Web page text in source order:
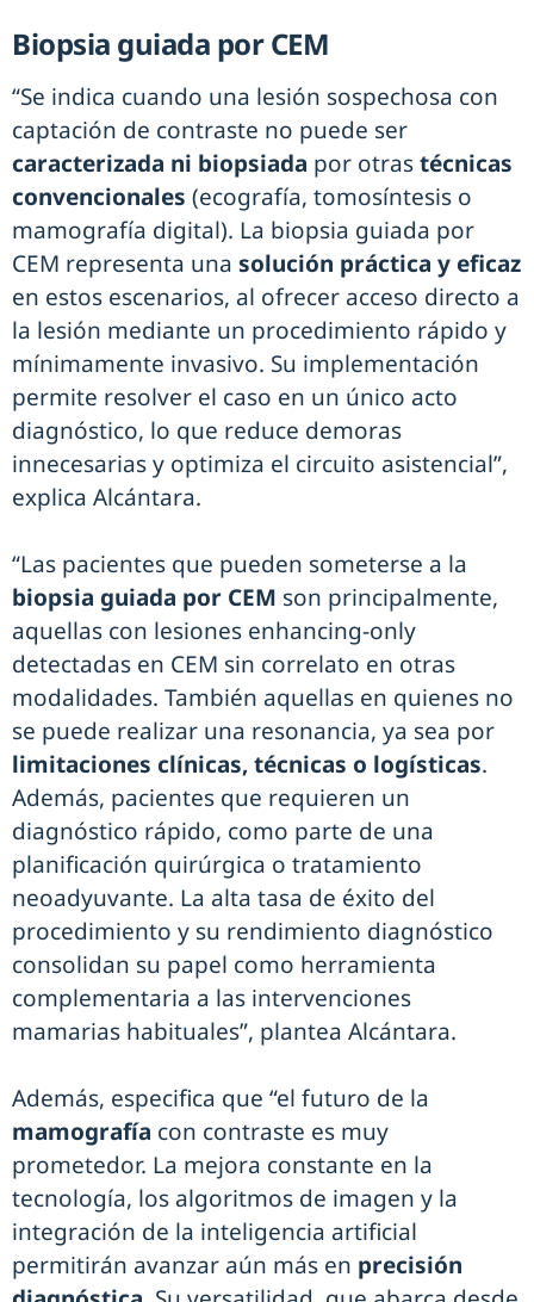
Biopsia guiada por CEM
“Se indica cuando una lesión sospechosa con
captación de contraste no puede ser
caracterizada ni biopsiada por otrastécnicas
convencionales (ecografía, tomosíntesis o
mamografía digital). La biopsia guiada por
CEM representa una solución práctica y eficaz
en estos escenarios, al ofrecer acceso directo a
la lesión mediante un procedimiento rápido y
mínimamente invasivo. Su implementación
permite resolver el caso en un único acto
diagnóstico, lo que reduce demoras
innecesarias y optimiza el circuito asistencial”,
explica Alcántara.
“Las pacientes que pueden someterse a la
biopsia guiada por CEM son principalmente,
aquellas con lesiones enhancing-only
detectadas en CEM sin correlato en otras
modalidades. También aquellas en quienes no
se puede realizar una resonancia, ya sea por
limitaciones clínicas, técnicas o logísticas.
Además, pacientes que requieren un
diagnóstico rápido, como parte de una
planificación quirúrgica o tratamiento
neoadyuvante. La alta tasa de éxito del
procedimiento y su rendimiento diagnóstico
consolidan su papel como herramienta
complementaria a las intervenciones
mamarias habituales”, plantea Alcántara.
Además, especifica que “el futuro de la
mamografía con contraste es muy
prometedor. La mejora constante en la
tecnología, los algoritmos de imagen y la
integración de la inteligencia artificial
permitirán avanzar aún más en precisión